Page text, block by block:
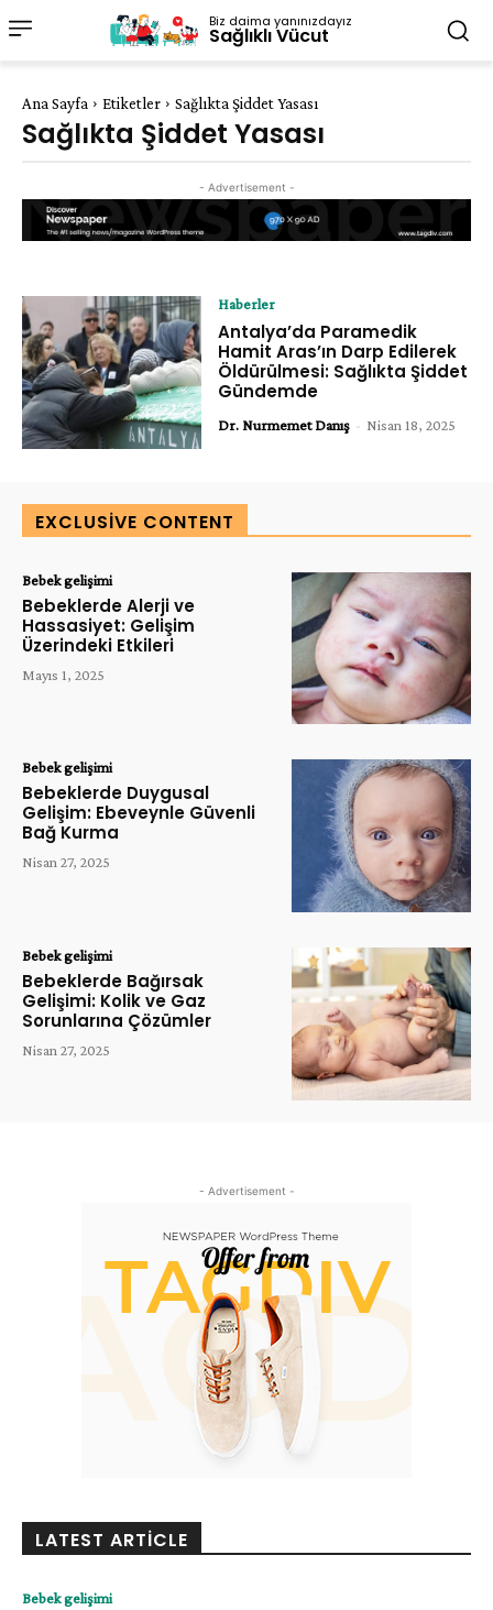
Biz daima yanınızdayız
Sağlıklı Vücut
Ana Sayfa Etiketler Sağlıkta Şiddet Yasası
Sağlıkta Şiddet Yasası
- Advertisement -
Haberler
Antalya’da Paramedik
Hamit Aras’ın Darp Edilerek
Öldürülmesi: Sağlıkta Şiddet
Gündemde
Dr. Nurmemet Danış - Nisan 18, 2025
EXCLUSIVE CONTENT
Bebek gelişimi
Bebeklerde Alerji ve
Hassasiyet: Gelişim
Üzerindeki Etkileri
Mayıs 1, 2025
Bebek gelişimi
Bebeklerde Duygusal
Gelişim: Ebeveynle Güvenli
Bağ Kurma
Nisan 27, 2025
Bebek gelişimi
Bebeklerde Bağırsak
Gelişimi: Kolik ve Gaz
Sorunlarına Çözümler
Nisan 27, 2025
- Advertisement -
LATEST ARTICLE
Bebek gelişimi